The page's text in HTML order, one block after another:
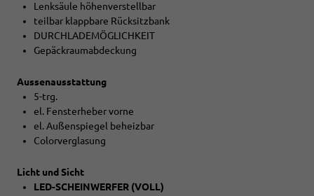
Lenksäule höhenverstellbar
teilbar klappbare Rücksitzbank
DURCHLADEMÖGLICHKEIT
Gepäckraumabdeckung
Aussenausstattung
5-trg.
el. Fensterheber vorne
el. Außenspiegel beheizbar
Colorverglasung
Licht und Sicht
LED-SCHEINWERFER (VOLL)